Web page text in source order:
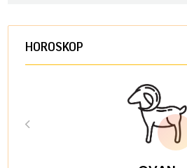
HOROSKOP